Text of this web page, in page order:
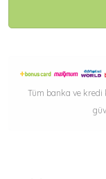
Tüm banka ve kredi